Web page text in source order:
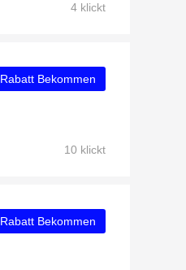
4 klickt
Rabatt Bekommen
10 klickt
Rabatt Bekommen